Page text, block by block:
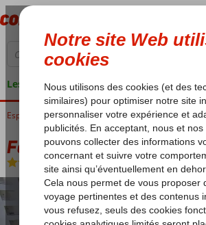
Les garanties de vacances
Espagne Îles Baléares Majorque Santa Ponsa
Fergus Style Cala Blanca
Chambre et petit déjeuner-Hôtel